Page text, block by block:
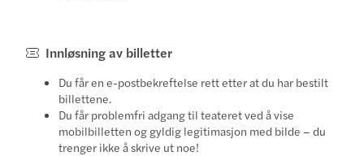
Innløsning av billetter
Du får en e-postbekreftelse rett etter at du har bestilt
billettene.
Du får problemfri adgang til teateret ved å vise
mobilbilletten og gyldig legitimasjon med bilde – du
trenger ikke å skrive ut noe!